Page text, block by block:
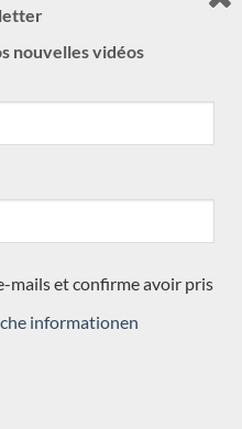
(27)
nouvelles vidéos
mails et confirme avoir pris
informationen